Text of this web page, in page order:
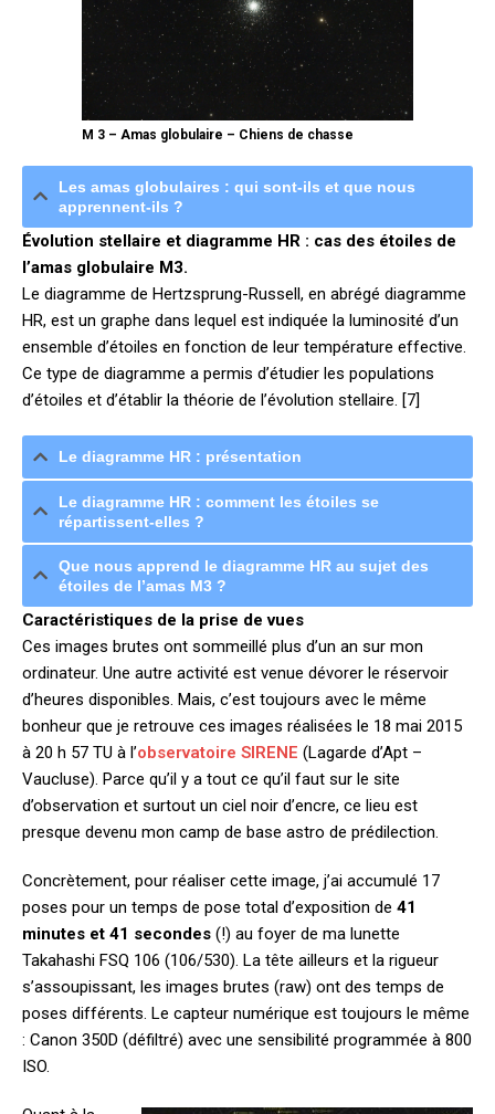
M 3 – Amas globulaire – Chiens de chasse
Les amas globulaires : qui sont-ils et que nous
apprennent-ils ?
Évolution stellaire et diagramme HR : cas des étoiles de
l’amas globulaire M3.
Le diagramme de Hertzsprung-Russell, en abrégé diagramme
HR, est un graphe dans lequel est indiquée la luminosité d’un
ensemble d’étoiles en fonction de leur température effective.
Ce type de diagramme a permis d’étudier les populations
d’étoiles et d’établir la théorie de l’évolution stellaire. [7]
Le diagramme HR : présentation
Le diagramme HR : comment les étoiles se
répartissent-elles ?
Que nous apprend le diagramme HR au sujet des
étoiles de l’amas M3 ?
Caractéristiques de la prise de vues
Ces images brutes ont sommeillé plus d’un an sur mon
ordinateur. Une autre activité est venue dévorer le réservoir
d’heures disponibles. Mais, c’est toujours avec le même
bonheur que je retrouve ces images réalisées le 18 mai 2015
à 20 h 57 TU à l’observatoire SIRENE (Lagarde d’Apt –
Vaucluse). Parce qu’il y a tout ce qu’il faut sur le site
d’observation et surtout un ciel noir d’encre, ce lieu est
presque devenu mon camp de base astro de prédilection.
Concrètement, pour réaliser cette image, j’ai accumulé 17
poses pour un temps de pose total d’exposition de 41
minutes et 41 secondes (!) au foyer de ma lunette
Takahashi FSQ 106 (106/530). La tête ailleurs et la rigueur
s’assoupissant, les images brutes (raw) ont des temps de
poses différents. Le capteur numérique est toujours le même
: Canon 350D (défiltré) avec une sensibilité programmée à 800
ISO.